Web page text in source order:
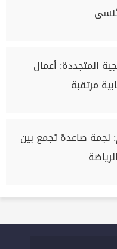
المتجددة: أعمال
مرتقبة
نجمة صاعدة تجمع بين